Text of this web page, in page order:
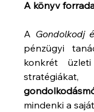
A könyv
A Gondolkodj
pénzügyi
konkrét
mindenki a